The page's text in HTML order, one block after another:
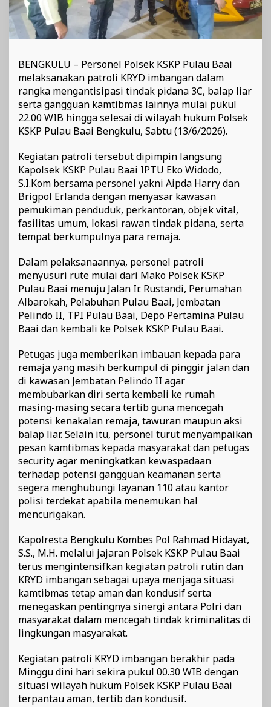
BENGKULU – Personel Polsek KSKP Pulau Baai
melaksanakan patroli KRYD imbangan dalam
rangka mengantisipasi tindak pidana 3C, balap liar
serta gangguan kamtibmas lainnya mulai pukul
22.00 WIB hingga selesai di wilayah hukum Polsek
KSKP Pulau Baai Bengkulu, Sabtu (13/6/2026).
Kegiatan patroli tersebut dipimpin langsung
Kapolsek KSKP Pulau Baai IPTU Eko Widodo,
S.I.Kom bersama personel yakni Aipda Harry dan
Brigpol Erlanda dengan menyasar kawasan
pemukiman penduduk, perkantoran, objek vital,
fasilitas umum, lokasi rawan tindak pidana, serta
tempat berkumpulnya para remaja.
Dalam pelaksanaannya, personel patroli
menyusuri rute mulai dari Mako Polsek KSKP
Pulau Baai menuju Jalan Ir. Rustandi, Perumahan
Albarokah, Pelabuhan Pulau Baai, Jembatan
Pelindo II, TPI Pulau Baai, Depo Pertamina Pulau
Baai dan kembali ke Polsek KSKP Pulau Baai.
Petugas juga memberikan imbauan kepada para
remaja yang masih berkumpul di pinggir jalan dan
di kawasan Jembatan Pelindo II agar
membubarkan diri serta kembali ke rumah
masing-masing secara tertib guna mencegah
potensi kenakalan remaja, tawuran maupun aksi
balap liar. Selain itu, personel turut menyampaikan
pesan kamtibmas kepada masyarakat dan petugas
security agar meningkatkan kewaspadaan
terhadap potensi gangguan keamanan serta
segera menghubungi layanan 110 atau kantor
polisi terdekat apabila menemukan hal
mencurigakan.
Kapolresta Bengkulu Kombes Pol Rahmad Hidayat,
S.S., M.H. melalui jajaran Polsek KSKP Pulau Baai
terus mengintensifkan kegiatan patroli rutin dan
KRYD imbangan sebagai upaya menjaga situasi
kamtibmas tetap aman dan kondusif serta
menegaskan pentingnya sinergi antara Polri dan
masyarakat dalam mencegah tindak kriminalitas di
lingkungan masyarakat.
Kegiatan patroli KRYD imbangan berakhir pada
Minggu dini hari sekira pukul 00.30 WIB dengan
situasi wilayah hukum Polsek KSKP Pulau Baai
terpantau aman, tertib dan kondusif.